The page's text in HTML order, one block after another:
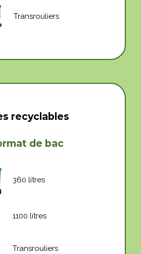
Transrouliers
recyclables
de bac
360 litres
1100 litres
Transrouliers